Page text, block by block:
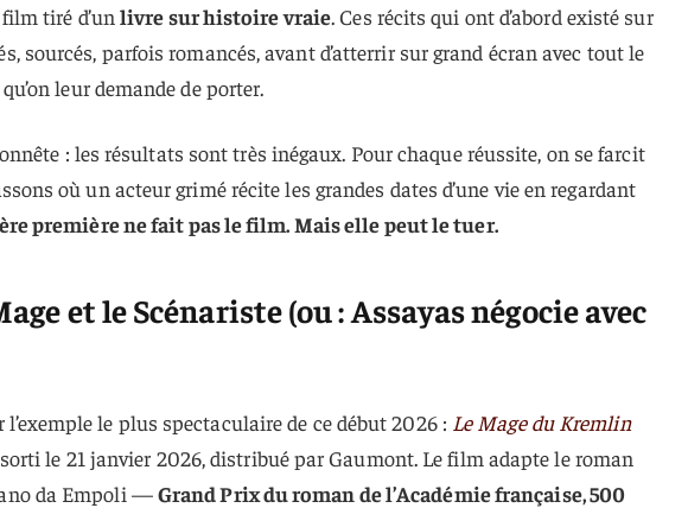
tiré d’un livre sur histoire vraie. Ces récits qui ont d’abord existé sur
sourcés, parfois romancés, avant d’atterrir sur grand écran avec tout le
leur demande de porter.
: les résultats sont très inégaux. Pour chaque réussite, on se farcit
où un acteur grimé récite les grandes dates d’une vie en regardant
première ne fait pas le film. Mais elle peut le tuer.
et le Scénariste (ou : Assayas négocie avec
le plus spectaculaire de ce début 2026 : Le Mage du Kremlin
le 21 janvier 2026, distribué par Gaumont. Le film adapte le roman
da Empoli —Grand Prix du roman de l’Académie française, 500